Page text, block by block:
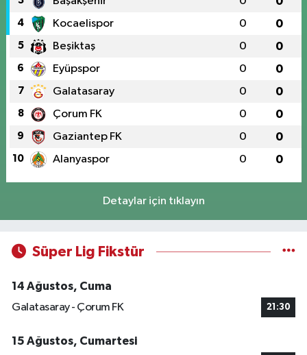
4 Kocaelispor 0 0
5 Beşiktaş 0 0
6 Eyüpspor 0 0
7 Galatasaray 0 0
8 Çorum FK 0 0
9 Gaziantep FK 0 0
10 Alanyaspor 0 0
Detaylar için tıklayın
Süper Lig Fikstür
14 Ağustos, Cuma
Galatasaray - Çorum FK
21:30
15 Ağustos, Cumartesi